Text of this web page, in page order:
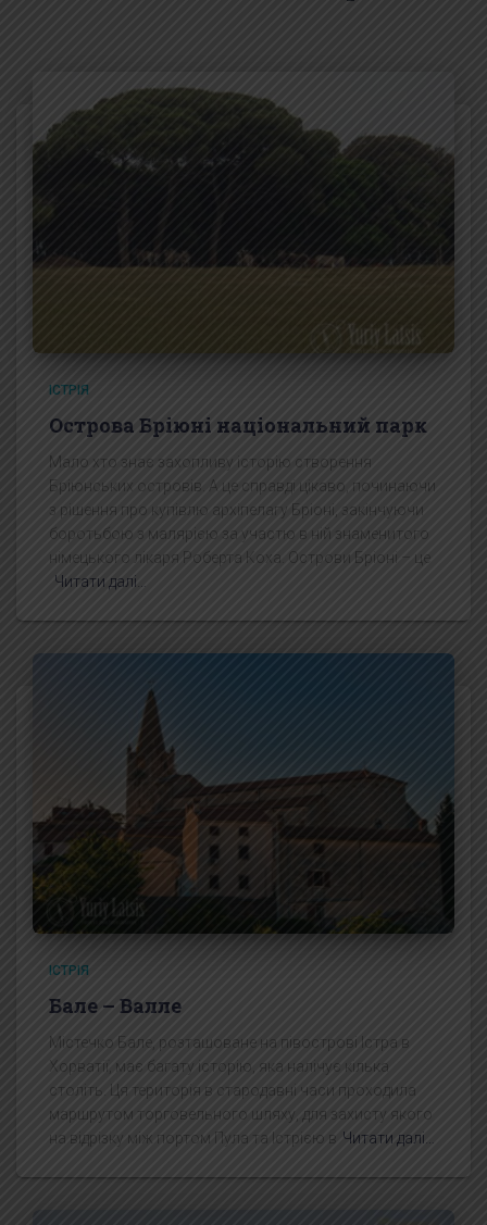
ІСТРІЯ
Острова Бріюні національний парк
Мало хто знає захопливу історію створення
Бріюнських островів. А це справді цікаво, починаючи
з рішення про купівлю архіпелагу Бріоні, закінчуючи
боротьбою з малярією за участю в ній знаменитого
німецького лікаря Роберта Коха. Острови Бріоні – це
Читати далі…
ІСТРІЯ
Бале – Валле
Містечко Бале, розташоване на півострові Істра в
Хорватії, має багату історію, яка налічує кілька
століть. Ця територія в стародавні часи проходила
маршрутом торговельного шляху, для захисту якого
на відрізку між портом Пула та Істрією в Читати далі…